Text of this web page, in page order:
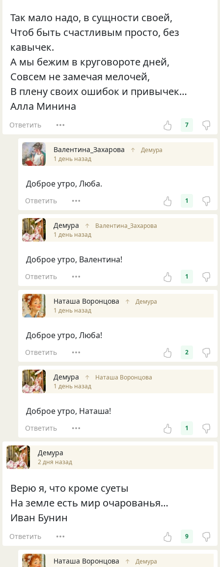
Так мало надо, в сущности своей,
Чтоб быть счастливым просто, без
кавычек.
А мы бежим в круговороте дней,
Совсем не замечая мелочей,
В плену своих ошибок и привычек…
Алла Минина
Ответить 7
Валентина_Захарова ↑
Демура
1 день назад
Доброе утро, Люба.
Ответить 1
Демура ↑
Валентина_Захарова
1 день назад
Доброе утро, Валентина!
Ответить 1
Наташа Воронцова ↑
Демура
1 день назад
Доброе утро, Люба!
Ответить 2
Демура ↑
Наташа Воронцова
1 день назад
Доброе утро, Наташа!
Ответить 1
Демура
2 дня назад
Верю я, что кроме суеты
На земле есть мир очарованья…
Иван Бунин
Ответить 9
Наташа Воронцова ↑
Демура